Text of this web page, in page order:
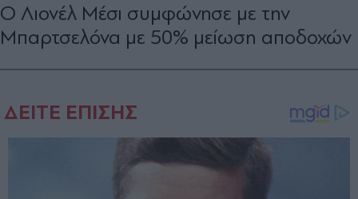
O Λιονέλ Μέσι συμφώνησε με την
Μπαρτσελόνα με 50% μείωση αποδοχών